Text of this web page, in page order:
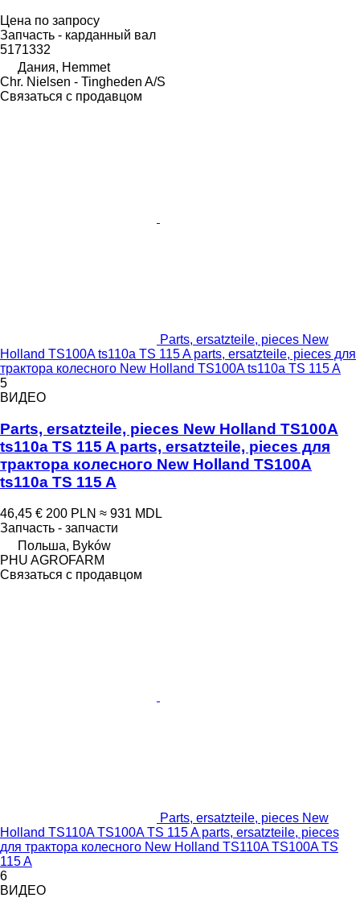
Цена по запросу
Запчасть - карданный вал
5171332
Дания, Hemmet
Chr. Nielsen - Tingheden A/S
Связаться с продавцом
Parts, ersatzteile, pieces New
Holland TS100A ts110a TS 115 A parts, ersatzteile, pieces для
трактора колесного New Holland TS100A ts110a TS 115 A
5
ВИДЕО
Parts, ersatzteile, pieces New Holland TS100A
ts110a TS 115 A parts, ersatzteile, pieces для
трактора колесного New Holland TS100A
ts110a TS 115 A
46,45 € 200 PLN ≈ 931 MDL
Запчасть - запчасти
Польша, Byków
PHU AGROFARM
Связаться с продавцом
Parts, ersatzteile, pieces New
Holland TS110A TS100A TS 115 A parts, ersatzteile, pieces
для трактора колесного New Holland TS110A TS100A TS
115 A
6
ВИДЕО